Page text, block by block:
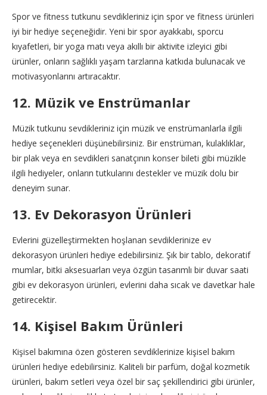
Spor ve fitness tutkunu sevdikleriniz için spor ve fitness ürünleri
iyi bir hediye seçeneğidir. Yeni bir spor ayakkabı, sporcu
kıyafetleri, bir yoga matı veya akıllı bir aktivite izleyici gibi
ürünler, onların sağlıklı yaşam tarzlarına katkıda bulunacak ve
motivasyonlarını artıracaktır.
12. Müzik ve Enstrümanlar
Müzik tutkunu sevdikleriniz için müzik ve enstrümanlarla ilgili
hediye seçenekleri düşünebilirsiniz. Bir enstrüman, kulaklıklar,
bir plak veya en sevdikleri sanatçının konser bileti gibi müzikle
ilgili hediyeler, onların tutkularını destekler ve müzik dolu bir
deneyim sunar.
13. Ev Dekorasyon Ürünleri
Evlerini güzelleştirmekten hoşlanan sevdiklerinize ev
dekorasyon ürünleri hediye edebilirsiniz. Şık bir tablo, dekoratif
mumlar, bitki aksesuarları veya özgün tasarımlı bir duvar saati
gibi ev dekorasyon ürünleri, evlerini daha sıcak ve davetkar hale
getirecektir.
14. Kişisel Bakım Ürünleri
Kişisel bakımına özen gösteren sevdiklerinize kişisel bakım
ürünleri hediye edebilirsiniz. Kaliteli bir parfüm, doğal kozmetik
ürünleri, bakım setleri veya özel bir saç şekillendirici gibi ürünler,